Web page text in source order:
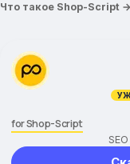
Что такое Shop-Script →
for Shop-Script